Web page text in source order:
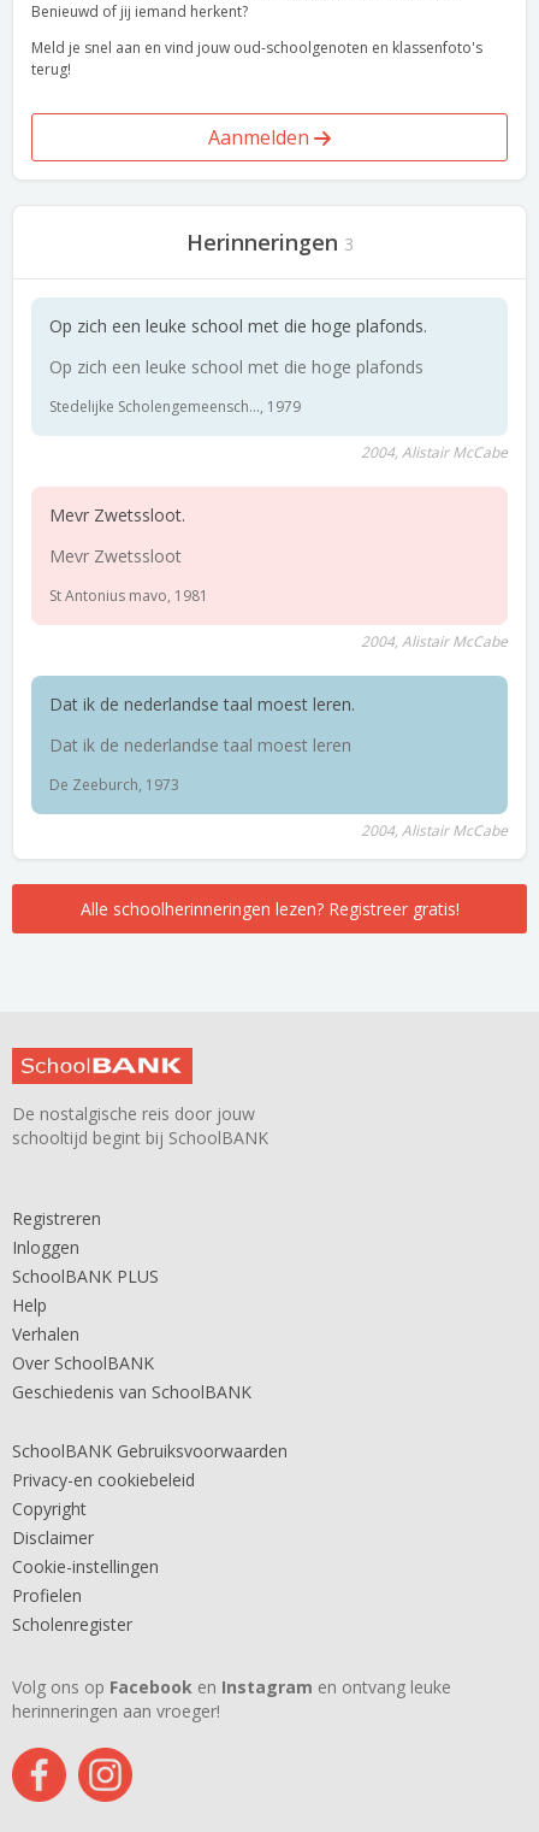
Benieuwd of jij iemand herkent?
Meld je snel aan en vind jouw oud-schoolgenoten en klassenfoto's
terug!
Aanmelden
Herinneringen 3
Op zich een leuke school met die hoge plafonds.
Op zich een leuke school met die hoge plafonds
Stedelijke Scholengemeensch..., 1979
2004, Alistair McCabe
Mevr Zwetssloot.
Mevr Zwetssloot
St Antonius mavo, 1981
2004, Alistair McCabe
Dat ik de nederlandse taal moest leren.
Dat ik de nederlandse taal moest leren
De Zeeburch, 1973
2004, Alistair McCabe
Alle schoolherinneringen lezen? Registreer gratis!
De nostalgische reis door jouw
schooltijd begint bij SchoolBANK
Registreren
Inloggen
SchoolBANK PLUS
Help
Verhalen
Over SchoolBANK
Geschiedenis van SchoolBANK
SchoolBANK Gebruiksvoorwaarden
Privacy-en cookiebeleid
Copyright
Disclaimer
Cookie-instellingen
Profielen
Scholenregister
Volg ons op Facebook en Instagram en ontvang leuke
herinneringen aan vroeger!